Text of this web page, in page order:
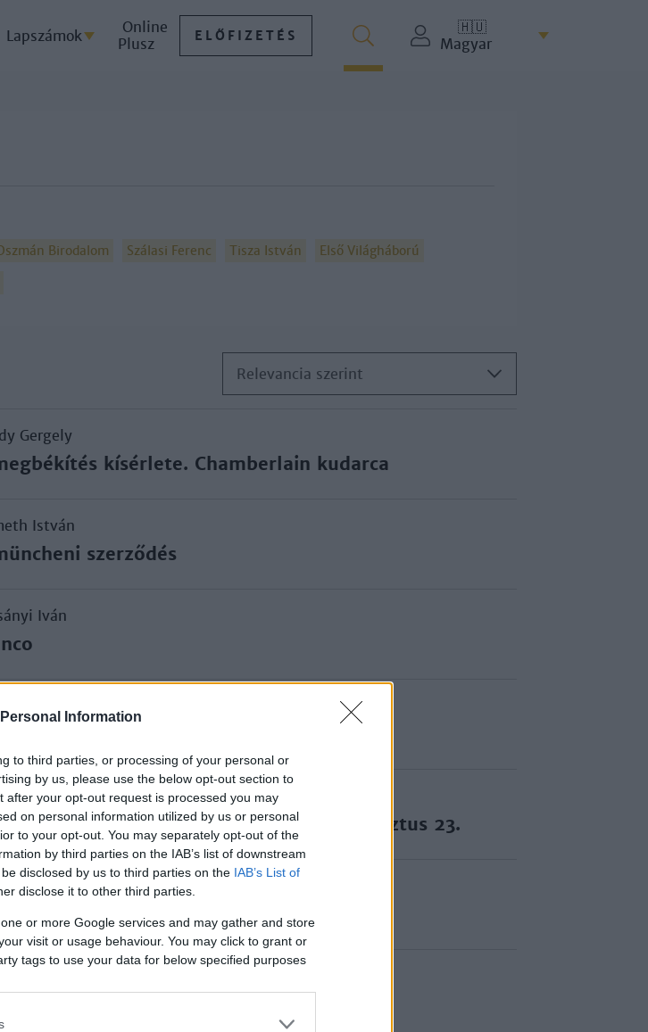
Information
to third parties, or processing of your personal or
by us, please use the below opt-out section to
after your opt-out request is processed you may
on personal information utilized by us or personal
to your opt-out. You may separately opt-out of the
by third parties on the IAB’s list of downstream
disclosed by us to third parties on the IAB’s List of
disclose it to other third parties.
or more Google services and may gather and store
visit or usage behaviour. You may click to grant or
tags to use your data for below specified purposes
Lapszámok
Online
Plusz
ELŐFIZETÉS
🇭🇺
Magyar
Birodalom Szálasi Ferenc Tisza István
Első Világháború
Relevancia szerint
Gergely
kísérlete. Chamberlain kudarca
István
szerződés
Iván
István
paktum, 1939. augusztus 23.
Tibor